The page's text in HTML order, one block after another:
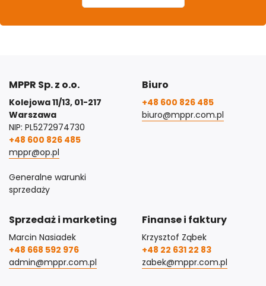
MPPR Sp. z o.o.
Kolejowa 11/13, 01-217
Warszawa
NIP: PL5272974730
+48 600 826 485
mppr@op.pl
Generalne warunki
sprzedaży
Biuro
+48 600 826 485
biuro@mppr.com.pl
Sprzedaż i marketing
Marcin Nasiadek
+48 668 592 976
admin@mppr.com.pl
Finanse i faktury
Krzysztof Ząbek
+48 22 631 22 83
zabek@mppr.com.pl